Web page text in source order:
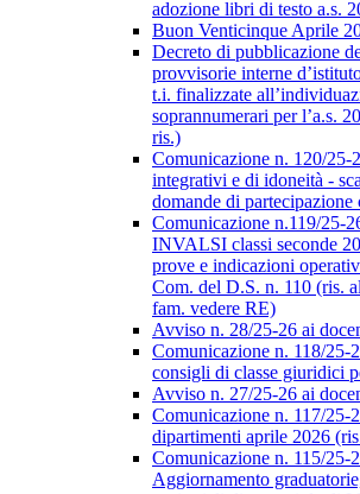
adozione libri di testo a.s.
Buon Venticinque Aprile
Decreto di pubblicazione
provvisorie interne
t.i. finalizzate
soprannumerari per l’a.s.
ris.)
Comunicazione n. 120/25-
integrativi e di idoneità -
domande di partecipazione
Comunicazione n.119/25-
INVALSI classi seconde
prove e indicazioni
Com. del D.S. n. 110 (ris.
fam. vedere RE)
Avviso n. 28/25-26 ai
Comunicazione n. 118/25-
consigli di classe giuridici
Avviso n. 27/25-26 ai
Comunicazione n. 117/25-
dipartimenti aprile 2026
Comunicazione n. 115/25-
Aggiornamento